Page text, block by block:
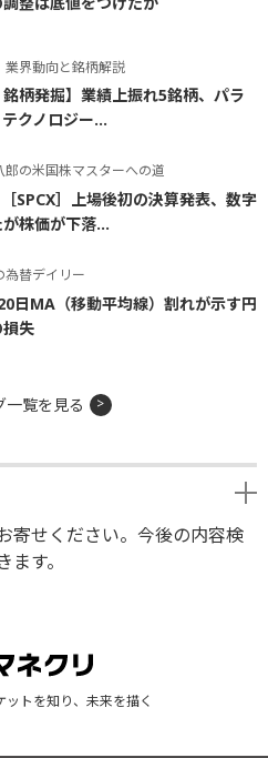
業界動向と銘柄解説
銘柄発掘】業績上振れ5銘柄、パラ
クノロジー...
郎の米国株マスターへの道
SPCX］上場後初の決算発表、数字
株価が下落...
為替デイリー
日MA（移動平均線）割れが示す円
失
一覧を見る
寄せください。今後の内容検
す。
ットを知り、未来を描く